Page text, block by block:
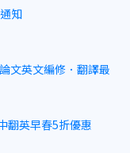
知
文英文編修．翻譯最
翻英早春5折優惠